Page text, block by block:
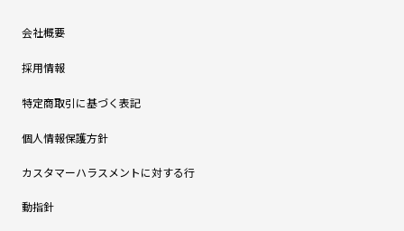
会社概要
採用情報
特定商取引に基づく表記
個人情報保護方針
カスタマーハラスメントに対する行
動指針